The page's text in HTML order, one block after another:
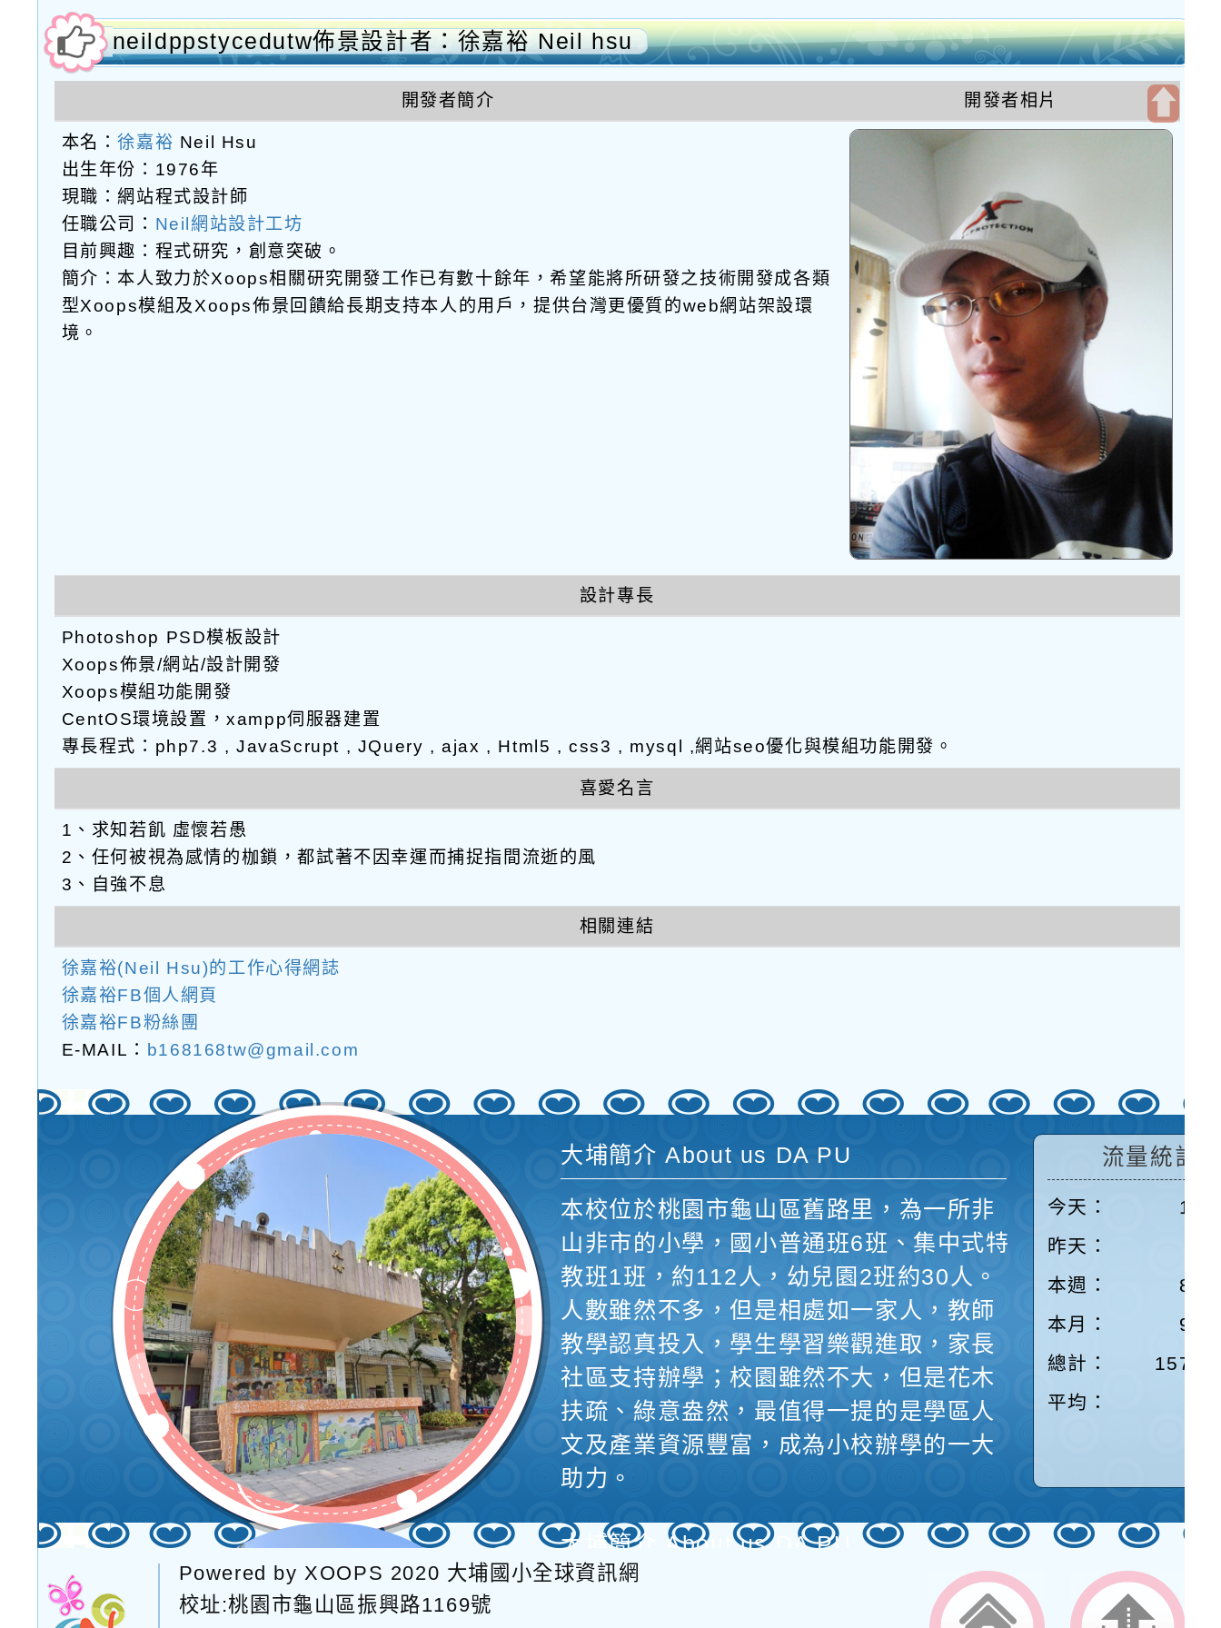
開
neildppstycedutw佈景設計者：徐嘉裕 Neil hsu
開發者簡介 開發者相片
本名：徐嘉裕 Neil Hsu
出生年份：1976年
現職：網站程式設計師
任職公司： Neil網站設計工坊
目前興趣：程式研究，創意突破。
簡介：本人致力於Xoops相關研究開發工作已有數十餘年，希望能將所研發之技術開發成各類
型Xoops模組及Xoops佈景回饋給長期支持本人的用戶，提供台灣更優質的web網站架設環
境。
設計專長
Photoshop PSD模板設計
Xoops佈景/網站/設計開發
Xoops模組功能開發
CentOS環境設置，xampp伺服器建置
專長程式：php7.3 , JavaScrupt , JQuery , ajax , Html5 , css3 , mysql ,網站seo優化與模組功能開發。
喜愛名言
1、求知若飢 虛懷若愚
2、任何被視為感情的枷鎖，都試著不因幸運而捕捉指間流逝的風
3、自強不息
相關連結
徐嘉裕(Neil Hsu)的工作心得網誌
徐嘉裕FB個人網頁
徐嘉裕FB粉絲團
E-MAIL：
b168168tw@gmail.com
大埔簡介 About us DA PU
本校位於桃園市龜山區舊路里，為一所非
山非市的小學，國小普通班6班、集中式特
教班1班，約112人，幼兒園2班約30人。
人數雖然不多，但是相處如一家人，教師
教學認真投入，學生學習樂觀進取，家長
社區支持辦學；校園雖然不大，但是花木
扶疏、綠意盎然，最值得一提的是學區人
文及產業資源豐富，成為小校辦學的一大
助力。
大埔簡介 About us DA PU
本校位於桃園市龜山區舊路里，為一所非
流量統計
今天：
昨天：
本週：
本月：
總計：
平均：
Powered byXOOPS 2020 大埔國小全球資訊網
校址:桃園市龜山區振興路1169號